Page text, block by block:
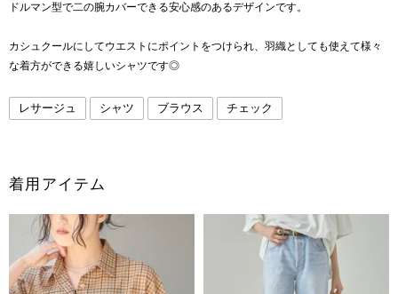
ドルマン型で二の腕カバーできる安心感のあるデザインです。
カシュクールにしてウエストにポイントをつけられ、羽織としても使えて様々
な着方ができる嬉しいシャツです◎
レサージュ シャツ ブラウス チェック
着用アイテム